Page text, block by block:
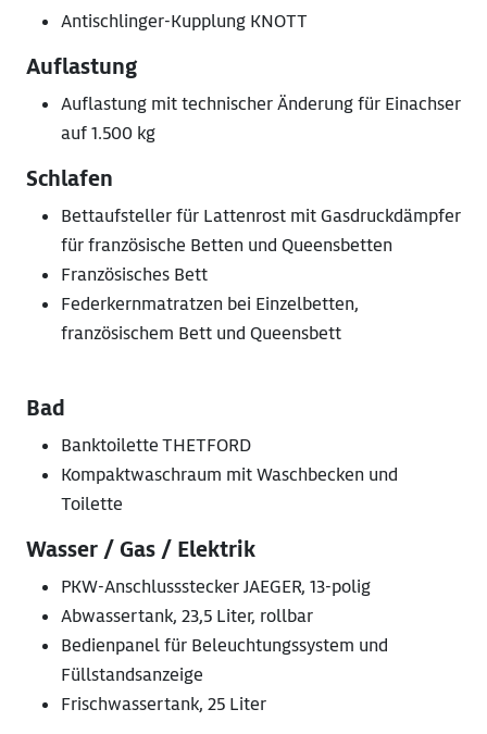
Antischlinger-Kupplung KNOTT
Auflastung
Auflastung mit technischer Änderung für Einachser
auf 1.500 kg
Schlafen
Bettaufsteller für Lattenrost mit Gasdruckdämpfer
für französische Betten und Queensbetten
Französisches Bett
Federkernmatratzen bei Einzelbetten,
französischem Bett und Queensbett
Bad
Banktoilette THETFORD
Kompaktwaschraum mit Waschbecken und
Toilette
Wasser / Gas / Elektrik
PKW-Anschlussstecker JAEGER, 13-polig
Abwassertank, 23,5 Liter, rollbar
Bedienpanel für Beleuchtungssystem und
Füllstandsanzeige
Frischwassertank, 25 Liter